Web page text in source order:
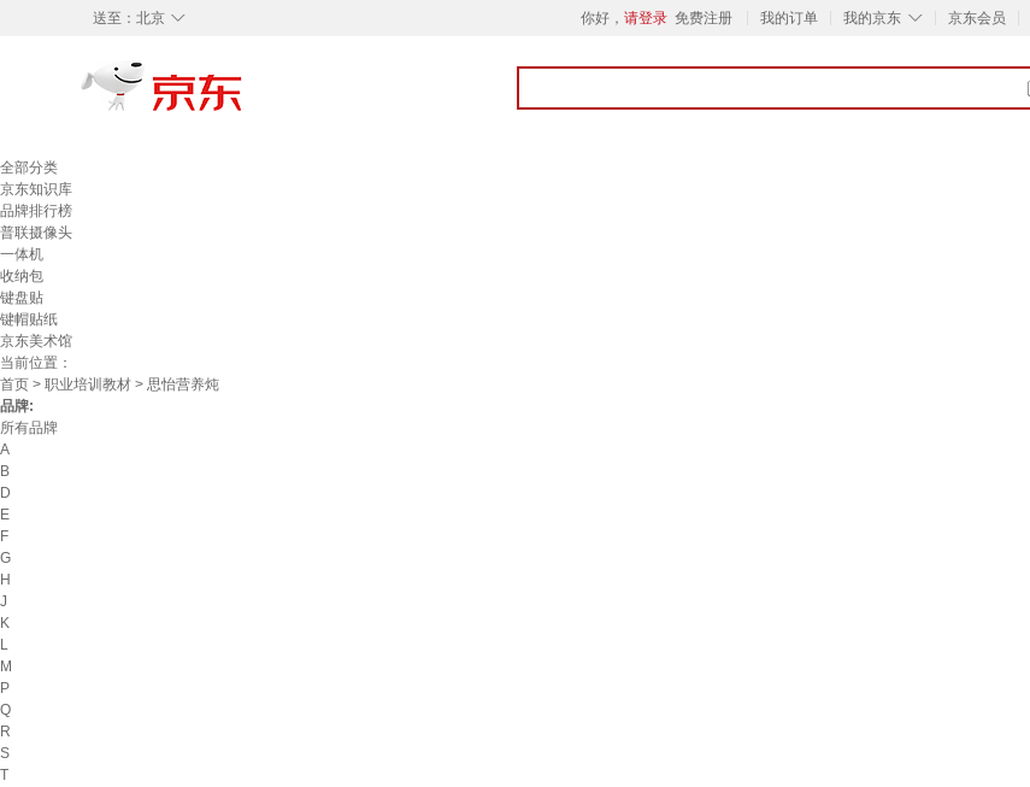
◇
送至： 北京 你好， 请登录 免费注册 我的订单 ◇
我的京东 京东会员
全部分类
京东知识库
品牌排行榜
普联摄像头
一体机
收纳包
键盘贴
键帽贴纸
京东美术馆
当前位置：
首页 > 职业培训教材 > 思怡营养炖
品牌:
所有品牌
A
B
D
E
F
G
H
J
K
L
M
P
Q
R
S
T